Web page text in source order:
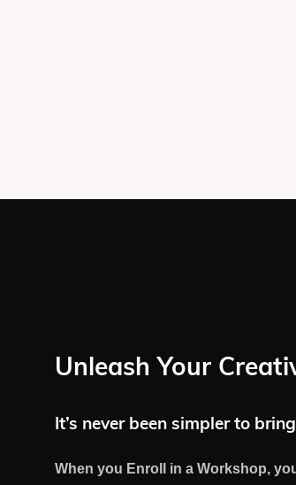
Unleash Your
It’s never been simpler to
When you Enroll in a Workshop,